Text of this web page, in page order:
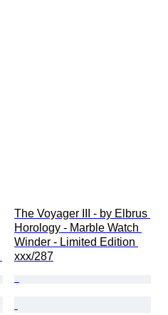
The Voyager III - by Elbrus
Horology - Marble Watch
Winder - Limited Edition
xxx/287